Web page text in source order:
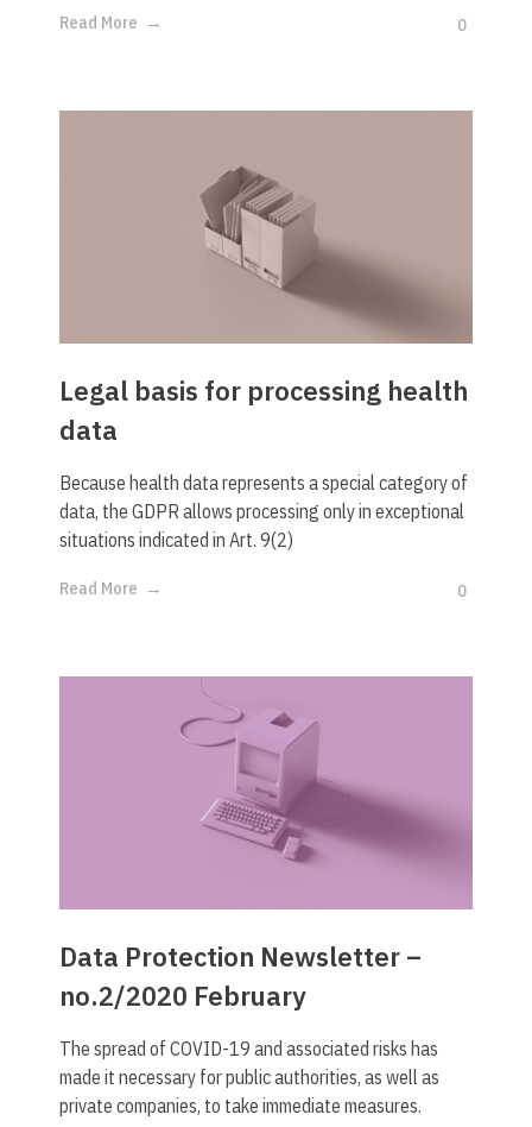
Read More 0
Legal basis for processing health
data
Because health data represents a special category of
data, the GDPR allows processing only in exceptional
situations indicated in Art. 9(2)
Read More 0
Data Protection Newsletter –
no.2/2020 February
The spread of COVID-19 and associated risks has
made it necessary for public authorities, as well as
private companies, to take immediate measures.